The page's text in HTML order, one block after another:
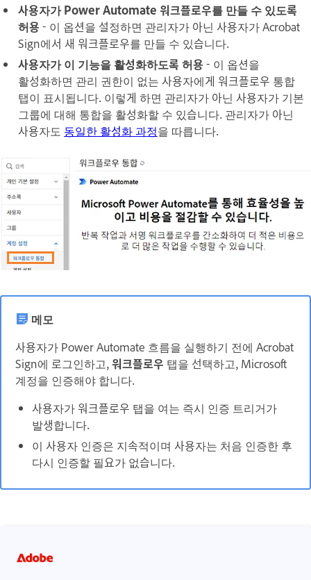
사용자가 Power Automate 워크플로우를 만들 수 있도록
허용 - 이 옵션을 설정하면 관리자가 아닌 사용자가 Acrobat
Sign에서 새 워크플로우를 만들 수 있습니다.
사용자가 이 기능을 활성화하도록 허용 - 이 옵션을
활성화하면 관리 권한이 없는 사용자에게 워크플로우 통합
탭이 표시됩니다. 이렇게 하면 관리자가 아닌 사용자가 기본
그룹에 대해 통합을 활성화할 수 있습니다. 관리자가 아닌
사용자도 동일한 활성화 과정을 따릅니다.
메모
사용자가 Power Automate 흐름을 실행하기 전에 Acrobat
Sign에 로그인하고,워크플로우 탭을 선택하고, Microsoft
계정을 인증해야 합니다.
사용자가 워크플로우 탭을 여는 즉시 인증 트리거가
발생합니다.
이 사용자 인증은 지속적이며 사용자는 처음 인증한 후
다시 인증할 필요가 없습니다.